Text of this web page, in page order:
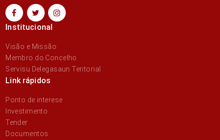
Institucional
Visão e Missão
Membro do Concelho
Servisu Delegasaun Teritorial
Link rápidos
Ponto de interese
Investimento
Tender
Documentos